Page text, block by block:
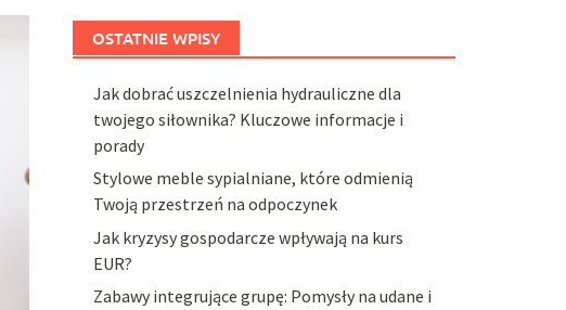
OSTATNIE WPISY
Jak dobrać uszczelnienia hydrauliczne dla
twojego siłownika? Kluczowe informacje i
porady
Stylowe meble sypialniane, które odmienią
Twoją przestrzeń na odpoczynek
Jak kryzysy gospodarcze wpływają na kurs
EUR?
Zabawy integrujące grupę: Pomysły na udane i